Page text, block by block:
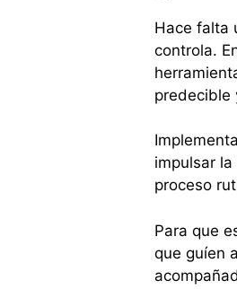
Hace falta
controla.
predecible
impulsar
proceso
Para que
que guíen